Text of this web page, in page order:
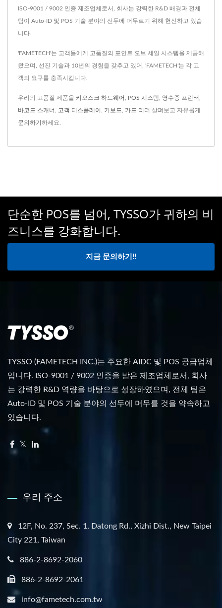
ISO-9001 / 9002 인증 제조업체로서, 회사는 강력한 R&D 배경과 전체
팀이 Auto-ID 및 POS 기술 분야의 선두에 머무르기 위해 헌신하고 있습
니다.
'FAMETECH'는 고객들에게 고품질의 포인트 오브 세일 시스템을 제공해
왔으며, 선진 기술과 10년의 경험을 갖추고 있어, 'FAMETECH'는 각 고
객의 요구를 충족시킵니다.
우리의 고품질 제품을 키오스크 하드웨어 POS 시스템 영수증 프린터
바코드 스캐너 고객 디스플레이 키보드 카드 리더 살펴보고 자유롭게
문의하기 하세요.
단순한 POS를 넘어, TYSSO가 귀하의 비
즈니스를 강화합니다.
지금 문의하기!!
TYSSO (FAMETECH INC.)는 주요한 AIDC 및 POS 공급업체
입니다. ISO-9001 / 9002 인증을 받은 제조업체로서, 회사
는 강력한 R&D 역량을 바탕으로 성장하였으며, 전체 팀은
Auto-ID 및 POS 기술 분야의 선두에 머무를 것을 약속하고
있습니다.
우리 주소
12F, No. 237, Sec. 1, Datong Rd., Xizhi Dist., New Taipei
City 221, Taiwan
886-2-8692-2060
886-2-8692-2061
info@fametech.com.tw